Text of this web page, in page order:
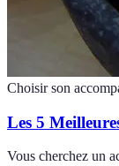
Choisir son
Les 5
Vous cherchez un